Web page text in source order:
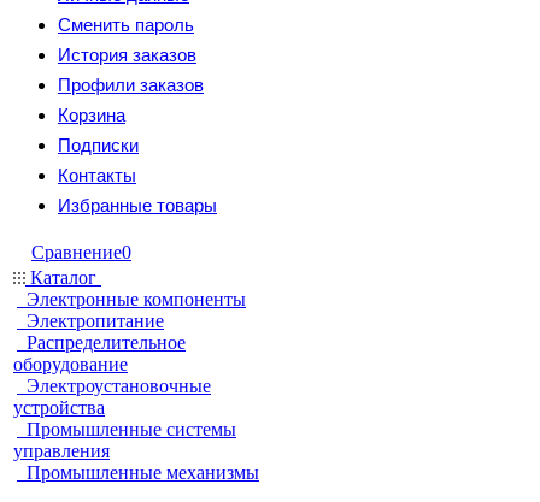
Сменить пароль
История заказов
Профили заказов
Корзина
Подписки
Контакты
Избранные товары
Сравнение0
Каталог
Электронные компоненты
Электропитание
Распределительное
оборудование
Электроустановочные
устройства
Промышленные системы
управления
Промышленные механизмы